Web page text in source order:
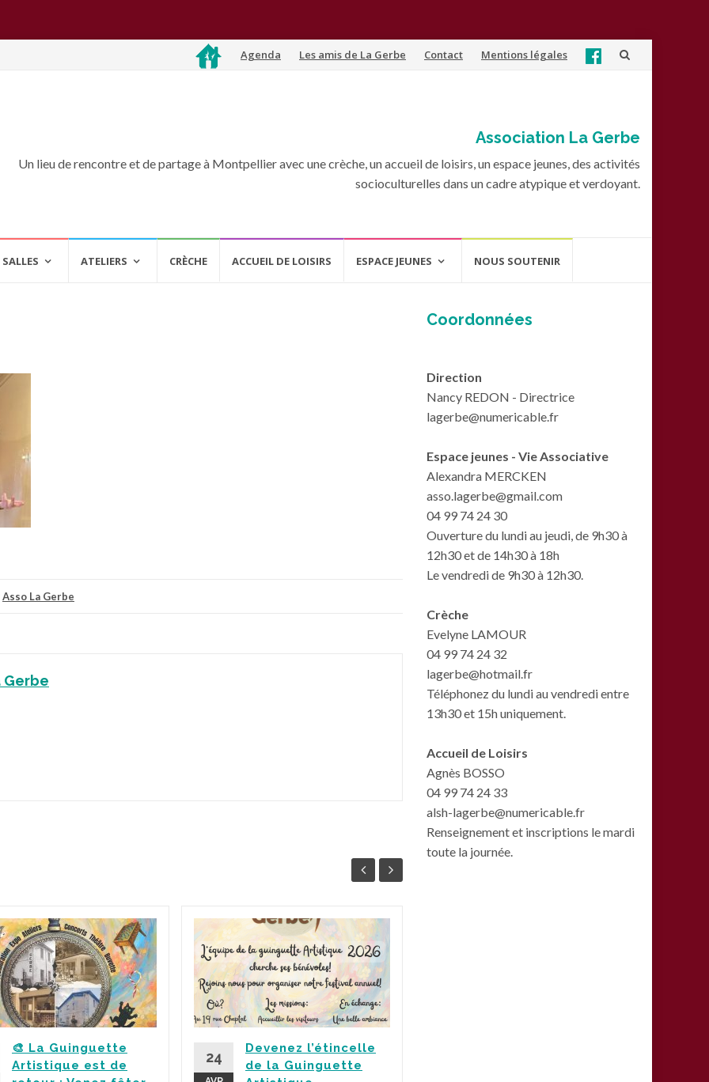
Aller Agenda Les amis de La Gerbe Contact Mentions légales
Association La Gerbe
Un lieu de rencontre et de partage à Montpellier avec une crèche, un accueil de loisirs, un espace jeunes, des activités
socioculturelles dans un cadre atypique et verdoyant.
ATELIERS CRÈCHE ACCUEIL DE LOISIRS ESPACE JEUNES NOUS SOUTENIR
Asso La Gerbe
Gerbe
🎨 La Guinguette
Artistique est de
24
Devenez l’étincelle
de la Guinguette
Coordonnées
Direction
Nancy REDON - Directrice
lagerbe@numericable.fr
Espace jeunes - Vie Associative
Alexandra MERCKEN
asso.lagerbe@gmail.com
04 99 74 24 30
Ouverture du lundi au jeudi, de 9h30 à
12h30 et de 14h30 à 18h
Le vendredi de 9h30 à 12h30.
Crèche
Evelyne LAMOUR
04 99 74 24 32
lagerbe@hotmail.fr
Téléphonez du lundi au vendredi entre
13h30 et 15h uniquement.
Accueil de Loisirs
Agnès BOSSO
04 99 74 24 33
alsh-lagerbe@numericable.fr
Renseignement et inscriptions le mardi
toute la journée.